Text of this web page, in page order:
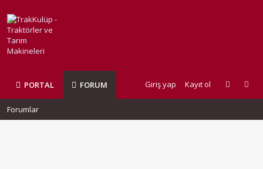
PORTAL FORUM Giriş yap Kayıt ol
Forumlar